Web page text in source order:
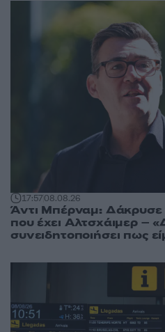
17:5708.08.26
Άντι Μπέρναμ: Δάκρυσε
που έχει Αλτσχάιμερ –
συνειδητοποιήσει πως